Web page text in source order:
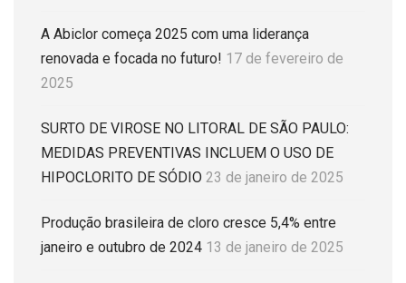
A Abiclor começa 2025 com uma liderança
renovada e focada no futuro! 17 de fevereiro de
2025
SURTO DE VIROSE NO LITORAL DE SÃO PAULO:
MEDIDAS PREVENTIVAS INCLUEM O USO DE
HIPOCLORITO DE SÓDIO 23 de janeiro de 2025
Produção brasileira de cloro cresce 5,4% entre
janeiro e outubro de 2024 13 de janeiro de 2025